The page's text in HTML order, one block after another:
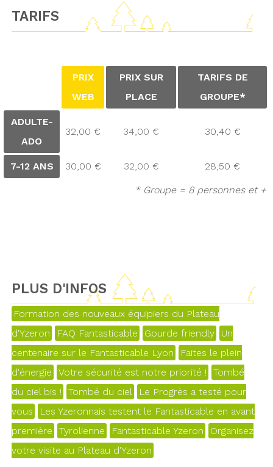
TARIFS
PRIX
WEB
PRIX SUR
PLACE
TARIFS DE
GROUPE*
ADULTE-
ADO
32,00 € 34,00 € 30,40 €
7-12 ANS 30,00 € 32,00 € 28,50 €
* Groupe = 8 personnes et +
PLUS D'INFOS
Formation des nouveaux équipiers du Plateau
d'Yzeron
FAQ Fantasticable Gourde friendly
Un
centenaire sur le Fantasticable Lyon
Faites le plein
d'énergie
Votre sécurité est notre priorité !
Tombé
du ciel bis !
Tombé du ciel
Le Progrès a testé pour
vous
Les Yzeronnais testent le Fantasticable en avant
première
Tyrolienne Fantasticable Yzeron
Organisez
votre visite au Plateau d'Yzeron